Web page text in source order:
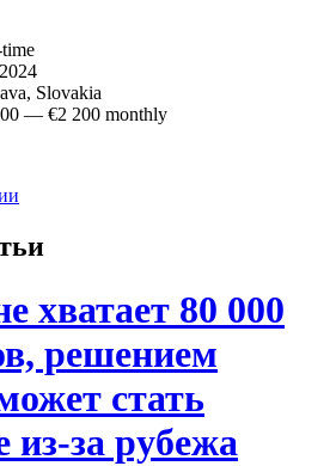
Slovakia
— €2 200 monthly
хватает 80 000
решением
стать
из-за рубежа